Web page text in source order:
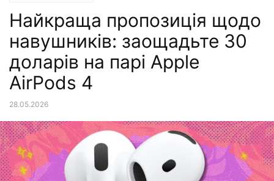
Найкраща пропозиція щодо
навушників: заощадьте 30
доларів на парі Apple
AirPods 4
28.05.2026